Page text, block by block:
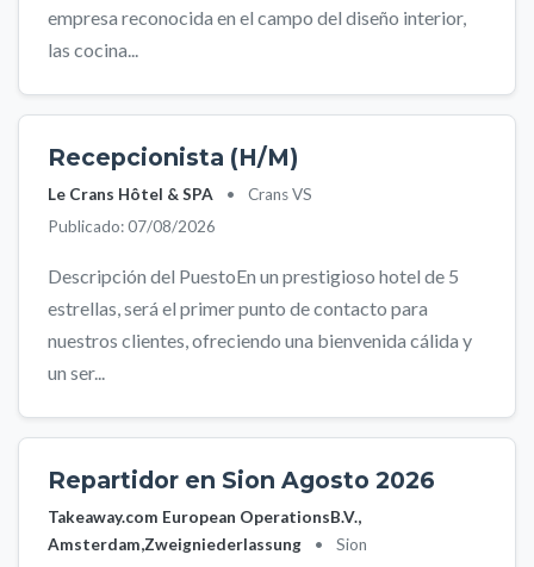
empresa reconocida en el campo del diseño interior,
las cocina...
Recepcionista (H/M)
Le Crans Hôtel & SPA •
Crans VS
Publicado: 07/08/2026
Descripción del PuestoEn un prestigioso hotel de 5
estrellas, será el primer punto de contacto para
nuestros clientes, ofreciendo una bienvenida cálida y
un ser...
Repartidor en Sion Agosto 2026
Takeaway.com European OperationsB.V.,
Amsterdam,Zweigniederlassung
•
Sion